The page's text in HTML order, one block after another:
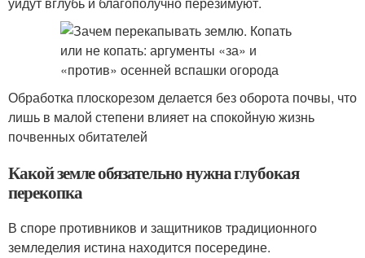
Обработка плоскорезом делается без оборота почвы, что
лишь в малой степени влияет на спокойную жизнь
почвенных обитателей
Какой земле обязательно нужна глубокая
перекопка
В споре противников и защитников традиционного
земледелия истина находится посередине.